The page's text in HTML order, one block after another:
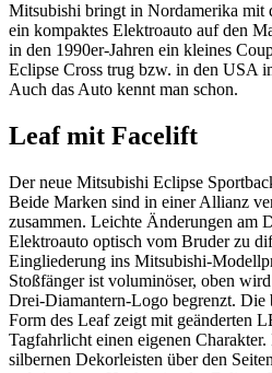
Mitsubishi bringt in Nordamerika mit
ein kompaktes Elektroauto auf den
in den 1990er-Jahren ein kleines
Eclipse Cross trug bzw. in den USA
Auch das Auto kennt man schon.
Leaf mit Facelift
Der neue Mitsubishi Eclipse
Beide Marken sind in einer Allianz
zusammen. Leichte Änderungen am
Elektroauto optisch vom Bruder zu
Eingliederung ins Mitsubishi-
Stoßfänger ist voluminöser, oben
Drei-Diamantern-Logo begrenzt. Die
Form des Leaf zeigt mit geänderten
Tagfahrlicht einen eigenen
silbernen Dekorleisten über den